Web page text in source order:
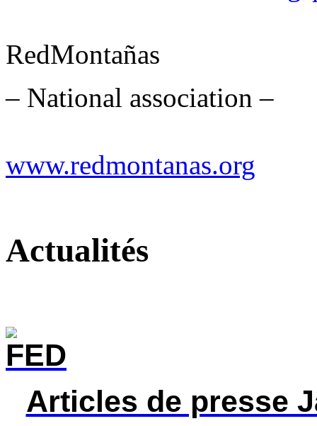
RedMontañas
– National association –
www.redmontanas.org
Actualités
Articles de presse